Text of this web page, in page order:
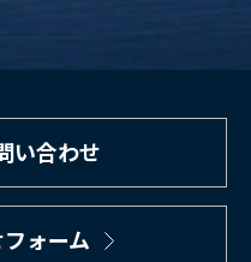
い合わせ
ォーム